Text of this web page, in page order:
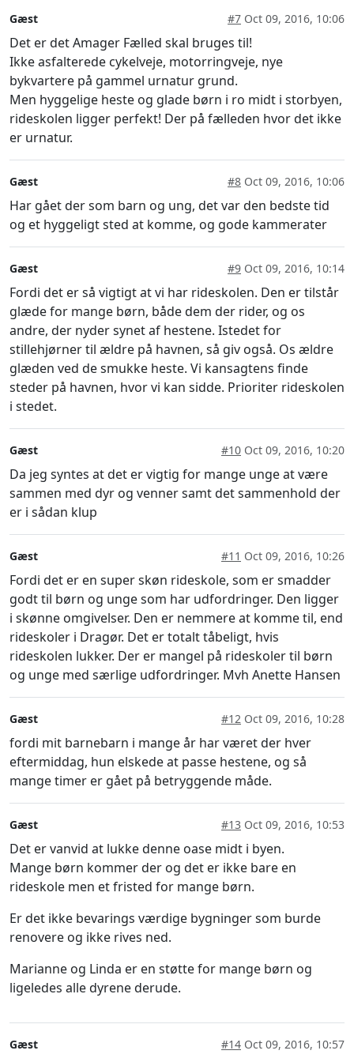
Gæst #7 Oct 09, 2016, 10:06
Det er det Amager Fælled skal bruges til!
Ikke asfalterede cykelveje, motorringveje, nye
bykvartere på gammel urnatur grund.
Men hyggelige heste og glade børn i ro midt i storbyen,
rideskolen ligger perfekt! Der på fælleden hvor det ikke
er urnatur.
Gæst #8 Oct 09, 2016, 10:06
Har gået der som barn og ung, det var den bedste tid
og et hyggeligt sted at komme, og gode kammerater
Gæst #9 Oct 09, 2016, 10:14
Fordi det er så vigtigt at vi har rideskolen. Den er tilstår
glæde for mange børn, både dem der rider, og os
andre, der nyder synet af hestene. Istedet for
stillehjørner til ældre på havnen, så giv også. Os ældre
glæden ved de smukke heste. Vi kansagtens finde
steder på havnen, hvor vi kan sidde. Prioriter rideskolen
i stedet.
Gæst #10 Oct 09, 2016, 10:20
Da jeg syntes at det er vigtig for mange unge at være
sammen med dyr og venner samt det sammenhold der
er i sådan klup
Gæst #11 Oct 09, 2016, 10:26
Fordi det er en super skøn rideskole, som er smadder
godt til børn og unge som har udfordringer. Den ligger
i skønne omgivelser. Den er nemmere at komme til, end
rideskoler i Dragør. Det er totalt tåbeligt, hvis
rideskolen lukker. Der er mangel på rideskoler til børn
og unge med særlige udfordringer. Mvh Anette Hansen
Gæst #12 Oct 09, 2016, 10:28
fordi mit barnebarn i mange år har været der hver
eftermiddag, hun elskede at passe hestene, og så
mange timer er gået på betryggende måde.
Gæst #13 Oct 09, 2016, 10:53
Det er vanvid at lukke denne oase midt i byen.
Mange børn kommer der og det er ikke bare en
rideskole men et fristed for mange børn.
Er det ikke bevarings værdige bygninger som burde
renovere og ikke rives ned.
Marianne og Linda er en støtte for mange børn og
ligeledes alle dyrene derude.
Gæst #14 Oct 09, 2016, 10:57